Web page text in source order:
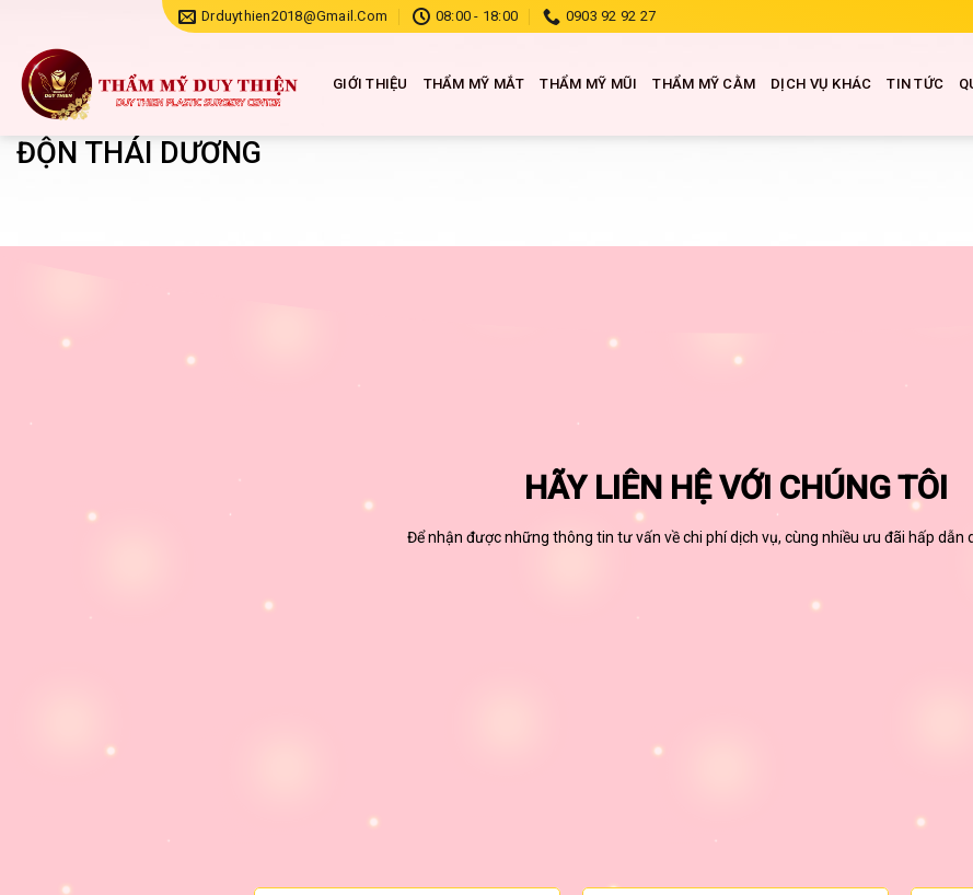
dung
Drduythien2018@gmail.com 08:00 - 18:00 0903 92 92 27
GIỚI THIỆU THẨM MỸ MẮT THẨM MỸ MŨI THẨM MỸ CẰM DỊCH VỤ KHÁC TIN TỨC
ĐỘN THÁI DƯƠNG
HÃY LIÊN HỆ VỚI CHÚNG TÔI
Để nhận được những thông tin tư vấn về chi phí dịch vụ, cùng nhiều ưu đãi hấp dẫn